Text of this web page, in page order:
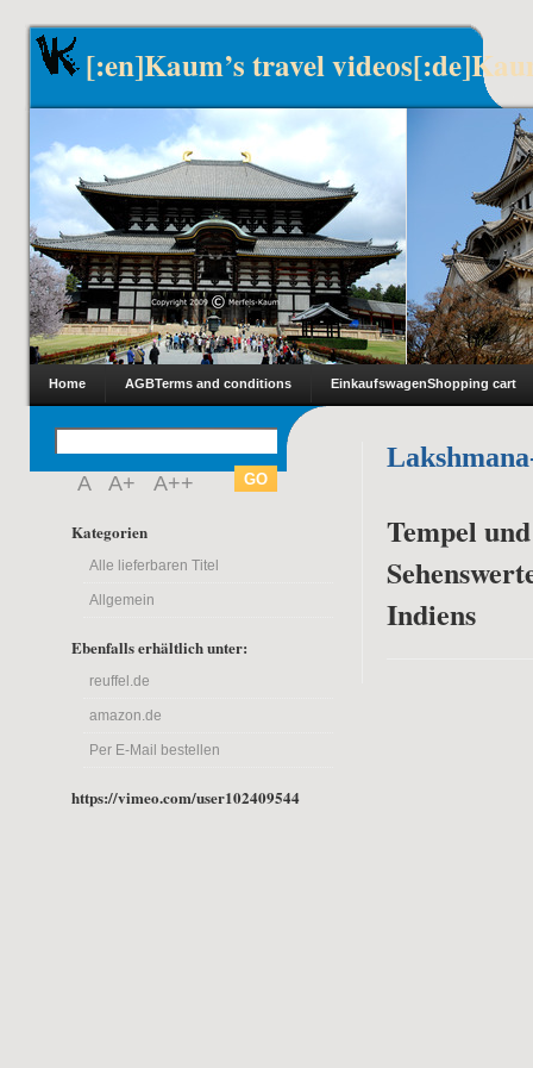
[:en]Kaum’s travel
Home AGBTerms and conditions EinkaufswagenShopping cart
A A+ A++
Kategorien
Alle lieferbaren Titel
Allgemein
Ebenfalls erhältlich unter:
reuffel.de
amazon.de
Per E-Mail bestellen
https://vimeo.com/user102409544
Tempel
Indiens